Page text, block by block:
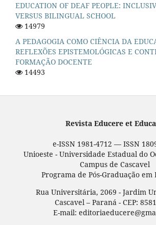
EDUCATION OF DEAF PEOPLE:
VERSUS BILINGUAL SCHOOL
14979
A PEDAGOGIA COMO CIÊNCIA DA
REFLEXÕES EPISTEMOLÓGICAS E
FORMAÇÃO DOCENTE
14493
Revista Educere et
e-ISSN 1981-4712 — ISSN
Unioeste - Universidade Estadual do
Campus de Cascavel
Programa de Pós-Graduação em
Rua Universitária, 2069 - Jardim
Cascavel – Paraná - CEP:
E-mail: